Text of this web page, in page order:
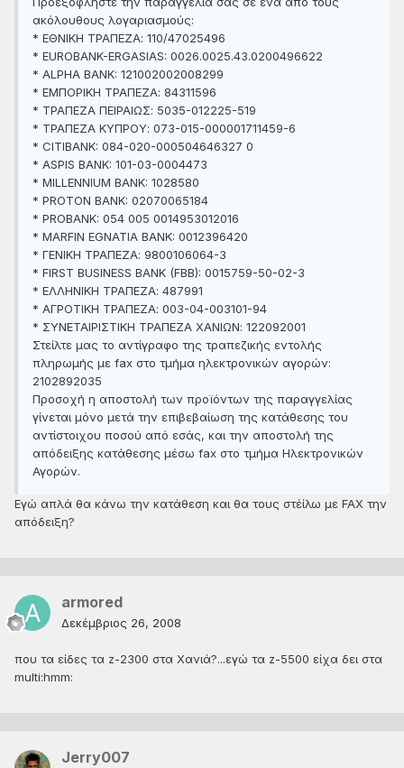
ακόλουθους λογαριασμούς:
* ΕΘΝΙΚΗ ΤΡΑΠΕΖΑ: 110/47025496
* EUROBANK-ERGASIAS: 0026.0025.43.0200496622
* ALPHA BANK: 121002002008299
* ΕΜΠΟΡΙΚΗ ΤΡΑΠΕΖΑ: 84311596
* ΤΡΑΠΕΖΑ ΠΕΙΡΑΙΩΣ: 5035-012225-519
* ΤΡΑΠΕΖΑ ΚΥΠΡΟΥ: 073-015-000001711459-6
* CITIBANK: 084-020-000504646327 0
* ΑSPIS BANK: 101-03-0004473
* MILLENNIUM BANK: 1028580
* PROTON BANK: 02070065184
* PROBANK: 054 005 0014953012016
* MARFIN EGNATIA BANK: 0012396420
* ΓΕΝΙΚΗ ΤΡΑΠΕΖΑ: 9800106064-3
* FIRST BUSINESS BANK (FBB): 0015759-50-02-3
* ΕΛΛΗΝΙΚΗ ΤΡΑΠΕΖΑ: 487991
* ΑΓΡΟΤΙΚΗ ΤΡΑΠΕΖΑ: 003-04-003101-94
* ΣΥΝΕΤΑΙΡΙΣΤΙΚΗ ΤΡΑΠΕΖΑ ΧΑΝΙΩΝ: 122092001
Στείλτε μας το αντίγραφο της τραπεζικής εντολής
πληρωμής με fax στο τμήμα ηλεκτρονικών αγορών:
2102892035
Προσοχή η αποστολή των προϊόντων της παραγγελίας
γίνεται μόνο μετά την επιβεβαίωση της κατάθεσης του
αντίστοιχου ποσού από εσάς, και την αποστολή της
απόδειξης κατάθεσης μέσω fax στο τμήμα Ηλεκτρονικών
Αγορών.
Εγώ απλά θα κάνω την κατάθεση και θα τους στέίλω με FAX την
απόδειξη?
armored
Δεκέμβριος 26, 2008
που τα είδες τα z-2300 στα Χανιά?...εγώ τα z-5500 είχα δει στα
multi:hmm:
Jerry007